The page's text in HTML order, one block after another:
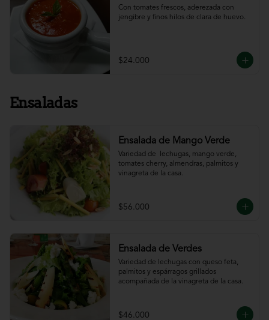
Con tomates frescos, aderezada con
jengibre y finos hilos de clara de huevo.
$24.000
Ensaladas
Ensalada de Mango Verde
Variedad de  lechugas, mango verde,
tomates cherry, almendras, palmitos y
vinagreta de la casa.
$56.000
Ensalada de Verdes
Variedad de lechugas con queso feta,
palmitos y espárragos grillados
acompañada de la vinagreta de la casa.
$46.000